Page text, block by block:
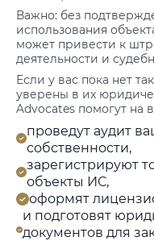
Важно: без
использования
может привести к
деятельности и
Если у вас пока нет
уверены в их
Advocates помогут на
проведут аудит
собственности,
зарегистрируют
объекты ИС,
оформят
и подготовят
документов для